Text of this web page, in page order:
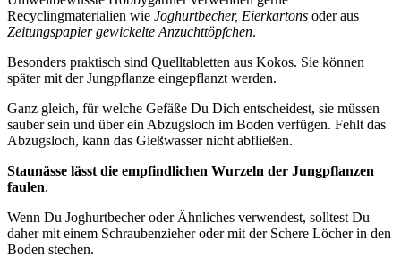
Recyclingmaterialien wie Joghurtbecher, Eierkartons oder aus
Zeitungspapier gewickelte Anzuchttöpfchen.
Besonders praktisch sind Quelltabletten aus Kokos. Sie können
später mit der Jungpflanze eingepflanzt werden.
Ganz gleich, für welche Gefäße Du Dich entscheidest, sie müssen
sauber sein und über ein Abzugsloch im Boden verfügen. Fehlt das
Abzugsloch, kann das Gießwasser nicht abfließen.
Staunässe lässt die empfindlichen Wurzeln der Jungpflanzen
faulen.
Wenn Du Joghurtbecher oder Ähnliches verwendest, solltest Du
daher mit einem Schraubenzieher oder mit der Schere Löcher in den
Boden stechen.